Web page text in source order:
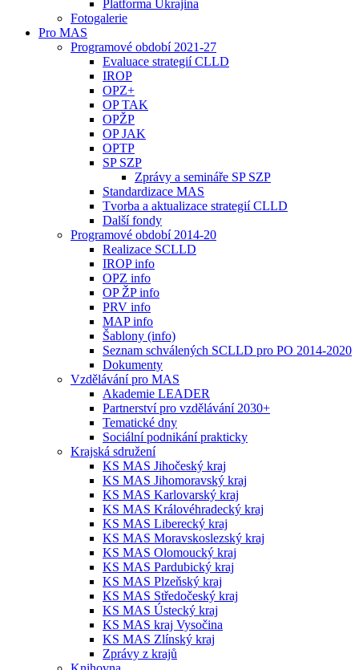
Platforma Ukrajina
Fotogalerie
Pro MAS
Programové období 2021-27
Evaluace strategií CLLD
IROP
OPZ+
OP TAK
OPŽP
OP JAK
OPTP
SP SZP
Zprávy a semináře SP SZP
Standardizace MAS
Tvorba a aktualizace strategií CLLD
Další fondy
Programové období 2014-20
Realizace SCLLD
IROP info
OPZ info
OP ŽP info
PRV info
MAP info
Šablony (info)
Seznam schválených SCLLD pro PO 2014-2020
Dokumenty
Vzdělávání pro MAS
Akademie LEADER
Partnerství pro vzdělávání 2030+
Tematické dny
Sociální podnikání prakticky
Krajská sdružení
KS MAS Jihočeský kraj
KS MAS Jihomoravský kraj
KS MAS Karlovarský kraj
KS MAS Královéhradecký kraj
KS MAS Liberecký kraj
KS MAS Moravskoslezský kraj
KS MAS Olomoucký kraj
KS MAS Pardubický kraj
KS MAS Plzeňský kraj
KS MAS Středočeský kraj
KS MAS Ústecký kraj
KS MAS kraj Vysočina
KS MAS Zlínský kraj
Zprávy z krajů